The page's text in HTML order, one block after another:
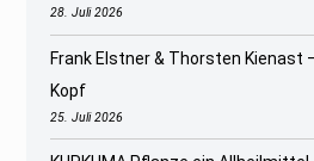
28. Juli 2026
Frank Elstner & Thorsten Kienast
Kopf
25. Juli 2026